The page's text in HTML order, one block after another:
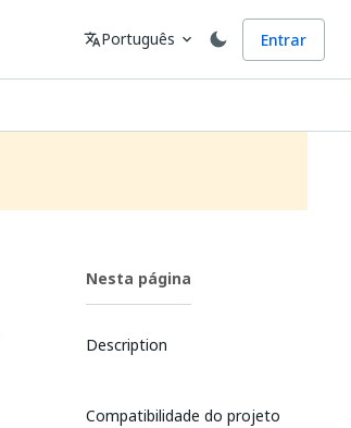
Idioma
translatePortuguês expand_more Entrar
Nesta página
Description
Compatibilidade do projeto